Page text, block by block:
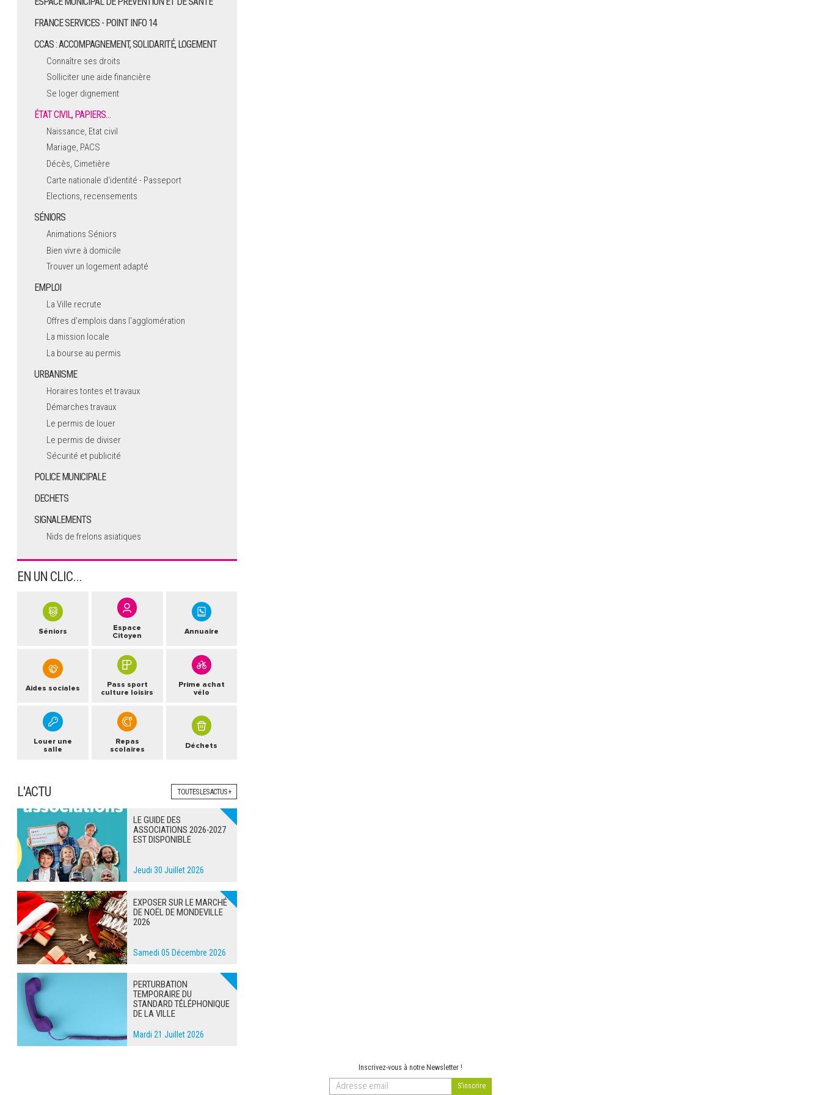
FRANCE SERVICES - POINT INFO 14
CCAS : ACCOMPAGNEMENT, SOLIDARITÉ, LOGEMENT
Connaître ses droits
Solliciter une aide financière
Se loger dignement
ÉTAT CIVIL, PAPIERS…
Naissance, Etat civil
Mariage, PACS
Décès, Cimetière
Carte nationale d'identité - Passeport
Elections, recensements
SÉNIORS
Animations Séniors
Bien vivre à domicile
Trouver un logement adapté
EMPLOI
La Ville recrute
Offres d'emplois dans l'agglomération
La mission locale
La bourse au permis
URBANISME
Horaires tontes et travaux
Démarches travaux
Le permis de louer
Le permis de diviser
Sécurité et publicité
POLICE MUNICIPALE
DECHETS
SIGNALEMENTS
Nids de frelons asiatiques
EN UN CLIC...
Séniors
Espace
Citoyen
Annuaire
Aides sociales
Pass sport
culture loisirs
Prime achat
vélo
Louer une
salle
Repas
scolaires
Déchets
L'ACTU TOUTES LES ACTUS +
LE GUIDE DES
ASSOCIATIONS 2026-2027
EST DISPONIBLE
Jeudi 30 Juillet 2026
EXPOSER SUR LE MARCHÉ
DE NOËL DE MONDEVILLE
2026
Samedi 05 Décembre 2026
PERTURBATION
TEMPORAIRE DU
STANDARD TÉLÉPHONIQUE
DE LA VILLE
Mardi 21 Juillet 2026
Inscrivez-vous à notre Newsletter !